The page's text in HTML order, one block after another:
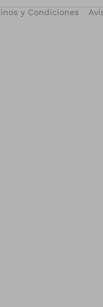
y Condiciones